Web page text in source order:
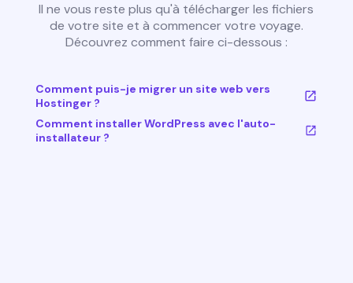
Il ne vous reste plus qu'à télécharger les fichiers
de votre site et à commencer votre voyage.
Découvrez comment faire ci-dessous :
Comment puis-je migrer un site web vers
Hostinger ?
Comment installer WordPress avec l'auto-
installateur ?